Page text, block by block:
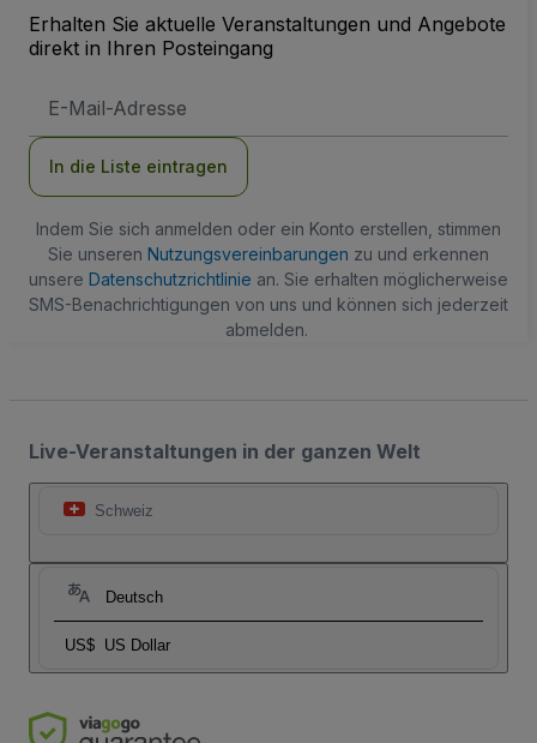
Erhalten Sie aktuelle Veranstaltungen und Angebote
direkt in Ihren Posteingang
Mail-
In die Liste eintragen
Indem Sie sich anmelden oder ein Konto erstellen, stimmen
Sie unseren Nutzungsvereinbarungen zu und erkennen
unsere Datenschutzrichtlinie an. Sie erhalten möglicherweise
SMS-Benachrichtigungen von uns und können sich jederzeit
abmelden.
Live-Veranstaltungen in der ganzen Welt
Schweiz
Deutsch
US$ US Dollar